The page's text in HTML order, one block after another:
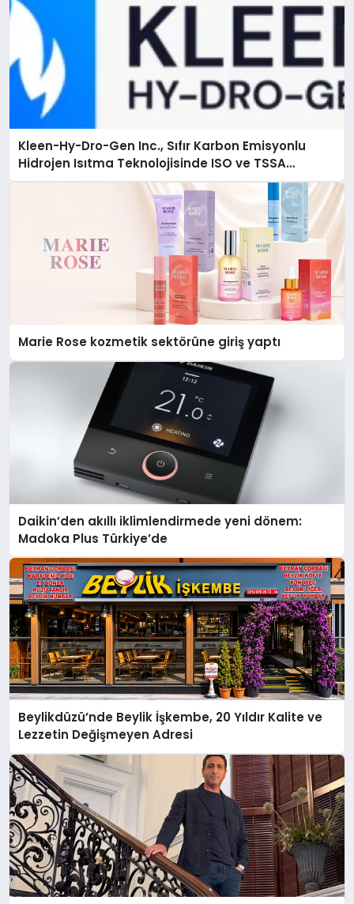
Kleen-Hy-Dro-Gen Inc., Sıfır Karbon Emisyonlu
Hidrojen Isıtma Teknolojisinde ISO ve TSSA
Düzenleyici Onaylarını Aldı
Marie Rose kozmetik sektörüne giriş yaptı
Daikin’den akıllı iklimlendirmede yeni dönem:
Madoka Plus Türkiye’de
Beylikdüzü’nde Beylik İşkembe, 20 Yıldır Kalite ve
Lezzetin Değişmeyen Adresi